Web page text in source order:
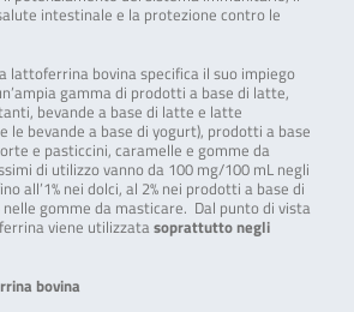
intestinale e la protezione contro le
lattoferrina bovina specifica il suo impiego
gamma di prodotti a base di latte,
bevande a base di latte e latte
le bevande a base di yogurt), prodotti a base
e pasticcini, caramelle e gomme da
di utilizzo vanno da 100 mg/100 mL negli
all’1% nei dolci, al 2% nei prodotti a base di
nelle gomme da masticare. Dal punto di vista
viene utilizzata soprattutto negli
bovina